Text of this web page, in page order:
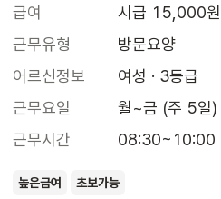
급여
시급 15,000원
근무유형
방문요양
어르신정보
여성 · 3등급
근무요일
월~금 (주 5일)
근무시간
08:30~10:00
높은급여 초보가능